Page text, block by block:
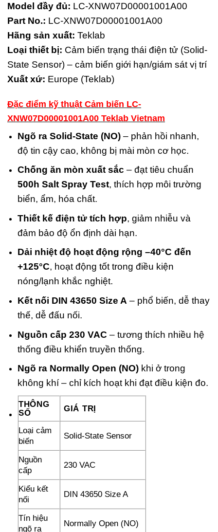
Model đầy đủ: LC-XNW07D00001001A00
Part No.: LC-XNW07D00001001A00
Hãng sản xuất: Teklab
Loại thiết bị: Cảm biến trạng thái điện tử (Solid-
State Sensor) – cảm biến giới hạn/giám sát vị trí
Xuất xứ: Europe (Teklab)
Đặc điểm kỹ thuật Cảm biến LC-
XNW07D00001001A00 Teklab Vietnam
Ngõ ra Solid-State (NO)– phản hồi nhanh,
độ tin cậy cao, không bị mài mòn cơ học.
Chống ăn mòn xuất sắc – đạt tiêu chuẩn
500h Salt Spray Test, thích hợp môi trường
biển, ẩm, hóa chất.
Thiết kế điện tử tích hợp, giảm nhiễu và
đảm bảo độ ổn định dài hạn.
Dải nhiệt độ hoạt động rộng –40°C đến
+125°C, hoạt động tốt trong điều kiện
nóng/lạnh khắc nghiệt.
Kết nối DIN 43650 Size A – phổ biến, dễ thay
thế, dễ đấu nối.
Nguồn cấp 230 VAC – tương thích nhiều hệ
thống điều khiển truyền thống.
Ngõ ra Normally Open (NO)khi ở trong
không khí – chỉ kích hoạt khi đạt điều kiện đo.
THÔNG
SỐ
GIÁ TRỊ
Loại cảm
biến
Solid-State Sensor
Nguồn
cấp
230 VAC
Kiểu kết
nối
DIN 43650 Size A
Tín hiệu
ngõ ra
Normally Open (NO)